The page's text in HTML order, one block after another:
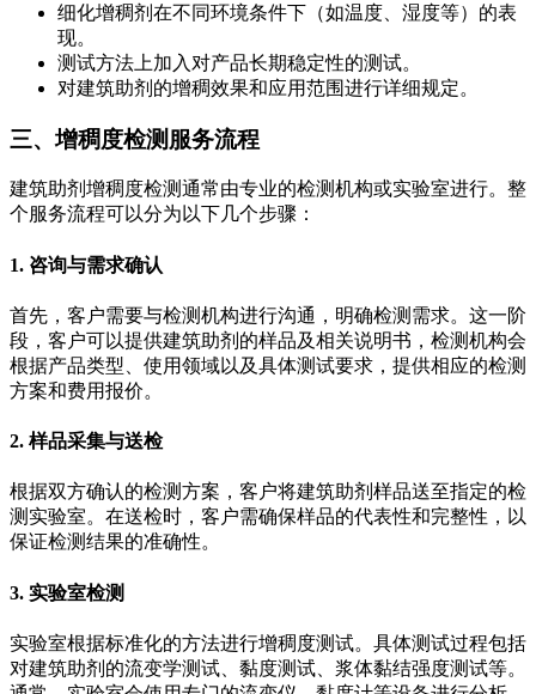
细化增稠剂在不同环境条件下（如温度、湿度等）的表
现。
测试方法上加入对产品长期稳定性的测试。
对建筑助剂的增稠效果和应用范围进行详细规定。
三、增稠度检测服务流程
建筑助剂增稠度检测通常由专业的检测机构或实验室进行。整
个服务流程可以分为以下几个步骤：
1. 咨询与需求确认
首先，客户需要与检测机构进行沟通，明确检测需求。这一阶
段，客户可以提供建筑助剂的样品及相关说明书，检测机构会
根据产品类型、使用领域以及具体测试要求，提供相应的检测
方案和费用报价。
2. 样品采集与送检
根据双方确认的检测方案，客户将建筑助剂样品送至指定的检
测实验室。在送检时，客户需确保样品的代表性和完整性，以
保证检测结果的准确性。
3. 实验室检测
实验室根据标准化的方法进行增稠度测试。具体测试过程包括
对建筑助剂的流变学测试、黏度测试、浆体黏结强度测试等。